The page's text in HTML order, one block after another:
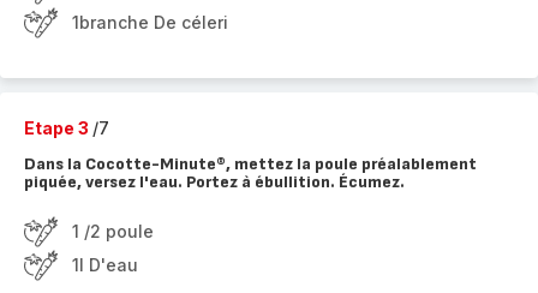
1branche De céleri
Etape 3 /7
Dans la Cocotte-Minute®, mettez la poule préalablement
piquée, versez l'eau. Portez à ébullition. Écumez.
1 /2 poule
1l D'eau